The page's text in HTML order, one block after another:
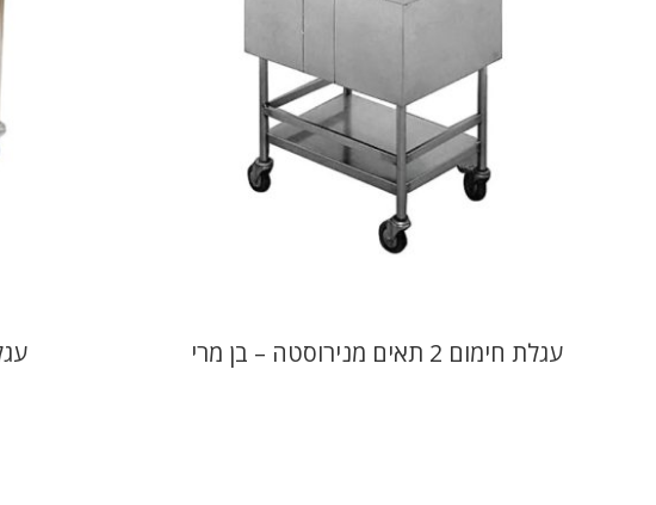
עגלת חימום 2 תאים מנירוסטה – בן מרי עגלת 2 קומות